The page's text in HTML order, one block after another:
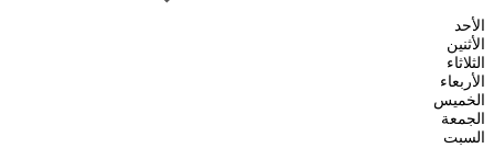
الأحد
الأثنين
الثلاثاء
الأربعاء
الخميس
الجمعة
السبت